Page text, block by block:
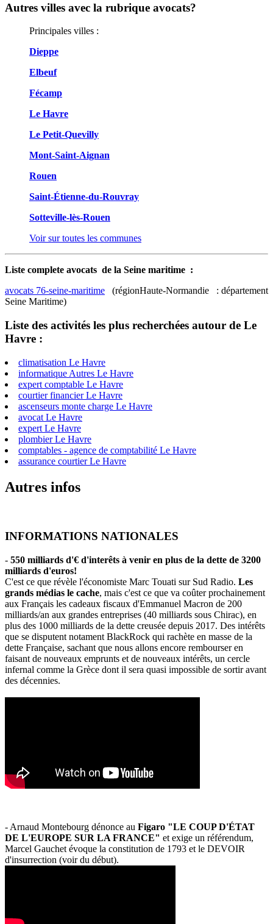
Autres villes avec la rubrique avocats?
Principales villes :
Dieppe
Elbeuf
Fécamp
Le Havre
Le Petit-Quevilly
Mont-Saint-Aignan
Rouen
Saint-Étienne-du-Rouvray
Sotteville-lès-Rouen
Voir sur toutes les communes
Liste complete avocats de la Seine maritime :
avocats 76-seine-maritime (régionHaute-Normandie : département
Seine Maritime)
Liste des activités les plus recherchées autour de Le
Havre :
climatisation Le Havre
informatique Autres Le Havre
expert comptable Le Havre
courtier financier Le Havre
ascenseurs monte charge Le Havre
avocat Le Havre
expert Le Havre
plombier Le Havre
comptables - agence de comptabilité Le Havre
assurance courtier Le Havre
Autres infos
INFORMATIONS NATIONALES
- 550 milliards d'€ d'interêts à venir en plus de la dette de 3200
milliards d'euros!
C'est ce que révèle l'économiste Marc Touati sur Sud Radio. Les
grands médias le cache, mais c'est ce que va coûter prochainement
aux Français les cadeaux fiscaux d'Emmanuel Macron de 200
milliards/an aux grandes entreprises (40 milliards sous Chirac), en
plus des 1000 milliards de la dette creusée depuis 2017. Des intérêts
que se disputent notament BlackRock qui rachète en masse de la
dette Française, sachant que nous allons encore rembourser en
faisant de nouveaux emprunts et de nouveaux intérêts, un cercle
infernal comme la Grèce dont il sera quasi impossible de sortir avant
des décennies.
- Arnaud Montebourg dénonce au Figaro "LE COUP D'ÉTAT
DE L'EUROPE SUR LA FRANCE" et exige un référendum,
Marcel Gauchet évoque la constitution de 1793 et le DEVOIR
d'insurrection (voir du début).